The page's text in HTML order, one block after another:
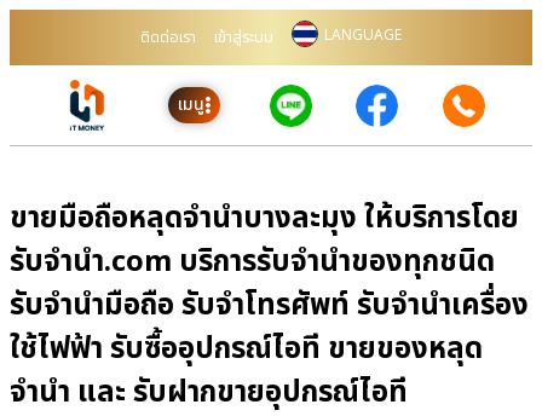
ติดต่อเรา เข้าสู่ระบบ LANGUAGE
เมนู
ขายมือถือหลุดจำนำบางละมุง ให้บริการโดย
รับจํานํา.com บริการรับจำนำของทุกชนิด
รับจำนำมือถือ รับจำโทรศัพท์ รับจำนำเครื่อง
ใช้ไฟฟ้า รับซื้ออุปกรณ์ไอที ขายของหลุด
จำนำ และ รับฝากขายอุปกรณ์ไอที